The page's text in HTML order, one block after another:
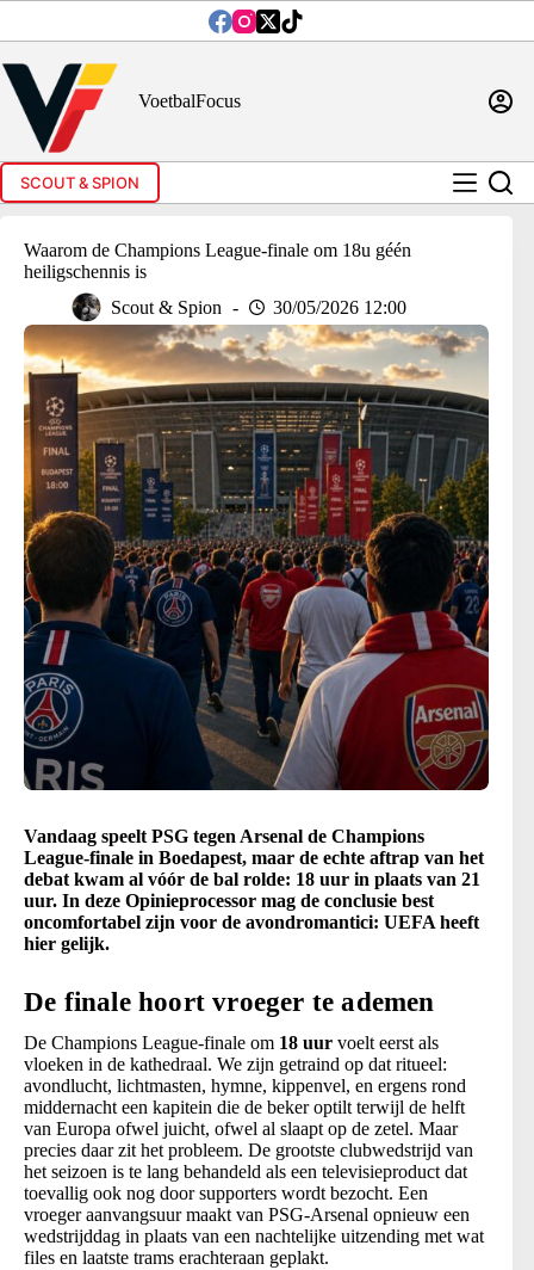
inhoud
VoetbalFocus
SCOUT & SPION
Waarom de Champions League-finale om 18u géén
heiligschennis is
Scout & Spion
30/05/2026 12:00
Vandaag speelt PSG tegen Arsenal de Champions
League-finale in Boedapest, maar de echte aftrap van het
debat kwam al vóór de bal rolde: 18 uur in plaats van 21
uur. In deze Opinieprocessor mag de conclusie best
oncomfortabel zijn voor de avondromantici: UEFA heeft
hier gelijk.
De finale hoort vroeger te ademen
De Champions League-finale om 18 uur voelt eerst als
vloeken in de kathedraal. We zijn getraind op dat ritueel:
avondlucht, lichtmasten, hymne, kippenvel, en ergens rond
middernacht een kapitein die de beker optilt terwijl de helft
van Europa ofwel juicht, ofwel al slaapt op de zetel. Maar
precies daar zit het probleem. De grootste clubwedstrijd van
het seizoen is te lang behandeld als een televisieproduct dat
toevallig ook nog door supporters wordt bezocht. Een
vroeger aanvangsuur maakt van PSG-Arsenal opnieuw een
wedstrijddag in plaats van een nachtelijke uitzending met wat
files en laatste trams erachteraan geplakt.